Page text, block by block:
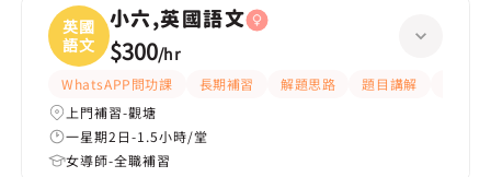
英國
語文
小六,英國語文
$300/hr
WhatsAPP問功課 長期補習 解題思路 題目講解
上門補習-觀塘
一星期2日-1.5小時/堂
女導師-全職補習